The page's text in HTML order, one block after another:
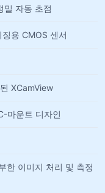
밀 자동 초점
용 CMOS 센서
XCamView
마운트 디자인
한 이미지 처리 및 측정